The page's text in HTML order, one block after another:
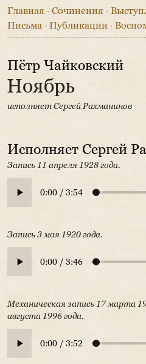
Главная · Сочинения ·
Письма · Публикации ·
Пётр Чайковский
Ноябрь
исполняет Сергей Рахманинов
Исполняет Сергей
Запись 11 апреля 1928 года.
Запись 3 мая 1920 года.
Механическая запись 17 марта
августа 1996 года.